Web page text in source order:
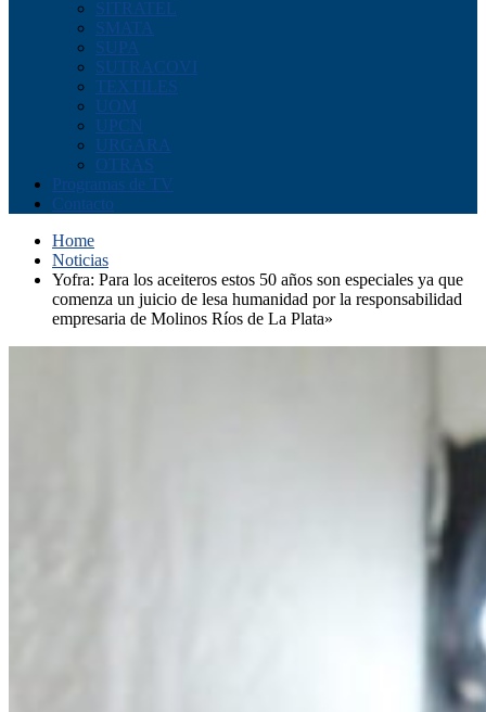
SITRATEL
SMATA
SUPA
SUTRACOVI
TEXTILES
UOM
UPCN
URGARA
OTRAS
Programas de TV
Contacto
Home
Noticias
Yofra: Para los aceiteros estos 50 años son especiales ya que
comenza un juicio de lesa humanidad por la responsabilidad
empresaria de Molinos Ríos de La Plata»